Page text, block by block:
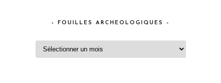
– FOUILLES ARCHEOLOGIQUES –